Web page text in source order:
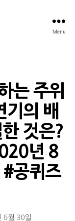
Menu
는 주위
기의 배
것은?
년 8
공퀴즈
6월 30일